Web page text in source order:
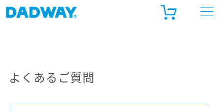
ゴベビー公式 オンラインストア
よくあるご質問